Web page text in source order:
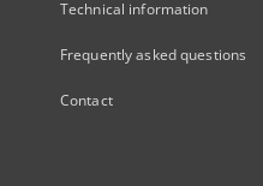
Technical information
Frequently asked questions
Contact